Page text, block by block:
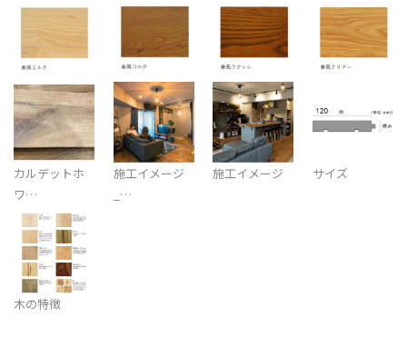
カルデットホ
ワ…
施工イメージ
_…
施工イメージ サイズ
木の特徴